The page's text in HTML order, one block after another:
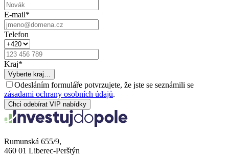
E-mail*
Telefon
Kraj*
Vyberte kraj…
Odesláním formuláře potvrzujete, že jste se seznámili se
zásadami ochrany osobních údajů.
Chci odebírat VIP nabídky
Rumunská 655/9,
460 01 Liberec-Perštýn